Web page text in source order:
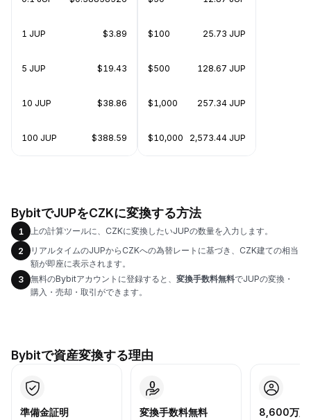
1 JUP $3.89
5 JUP $19.43
10 JUP $38.86
100 JUP $388.59
$100 25.73 JUP
$500 128.67 JUP
$1,000 257.34 JUP
$10,000 2,573.44 JUP
BybitでJUPをCZKに変換する方法
1
上の計算ツールに、CZKに変換したいJUPの数量を入力します。
2
リアルタイムのJUPからCZKへの為替レートに基づき、CZK建ての相当
額が即座に表示されます。
3
無料のBybitアカウントに登録すると、 変換手数料無料でJUPの変換・
購入・売却・取引ができます。
Bybitで資産変換する理由
準備金証明 変換手数料無料
8,600万人